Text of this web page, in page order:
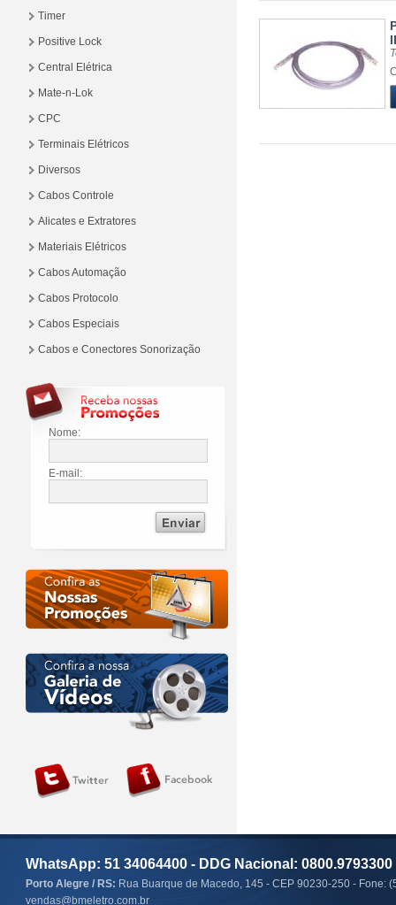
Timer
Positive Lock
Central Elétrica
Mate-n-Lok
CPC
Terminais Elétricos
Diversos
Cabos Controle
Alicates e Extratores
Materiais Elétricos
Cabos Automação
Cabos Protocolo
Cabos Especiais
Cabos e Conectores Sonorização
Nome:
E-mail:
WhatsApp: 51 34064400 - DDG Nacional: 0800.9793300
Porto Alegre / RS: Rua Buarque de Macedo, 145 - CEP 90230-250 - Fone:
vendas@bmeletro.com.br